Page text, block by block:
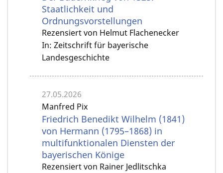
Staatlichkeit und
Ordnungsvorstellungen
Rezensiert von Helmut Flachenecker
In: Zeitschrift für bayerische
Landesgeschichte
27.05.2026
Manfred Pix
Friedrich Benedikt Wilhelm (1841)
von Hermann (1795–1868) in
multifunktionalen Diensten der
bayerischen Könige
Rezensiert von Rainer Jedlitschka